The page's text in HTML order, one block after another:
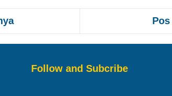
Follow and Subcribe